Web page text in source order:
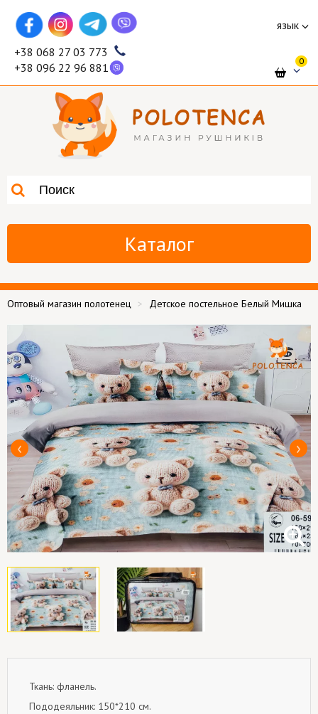
язык
+38 068 27 03 773
+38 096 22 96 881
0
Каталог
Оптовый магазин полотенец Детское постельное Белый Мишка
Ткань: фланель.
Пододеяльник: 150*210 см.